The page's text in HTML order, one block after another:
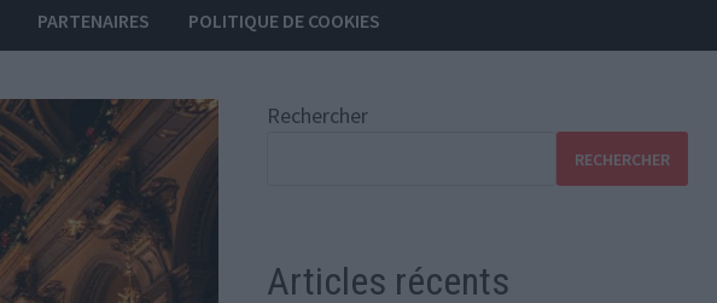
PARTENAIRES POLITIQUE DE COOKIES
Rechercher
RECHERCHER
Articles récents